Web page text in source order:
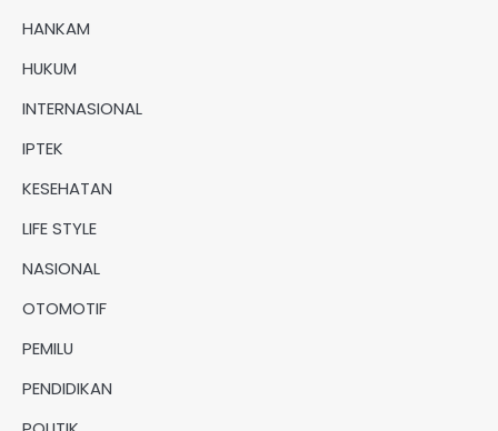
HANKAM
HUKUM
INTERNASIONAL
IPTEK
KESEHATAN
LIFE STYLE
NASIONAL
OTOMOTIF
PEMILU
PENDIDIKAN